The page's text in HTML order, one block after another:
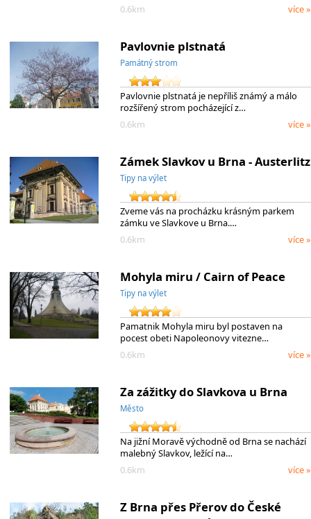
0.6km
více »
Pavlovnie plstnatá
Památný strom
Pavlovnie plstnatá je nepříliš známý a málo
rozšířený strom pocházející z…
0.6km
více »
Zámek Slavkov u Brna - Austerlitz
Tipy na výlet
Zveme vás na procházku krásným parkem
zámku ve Slavkove u Brna.…
0.6km
více »
Mohyla miru / Cairn of Peace
Tipy na výlet
Pamatnik Mohyla miru byl postaven na
pocest obeti Napoleonovy vitezne…
0.6km
více »
Za zážitky do Slavkova u Brna
Město
Na jižní Moravě východně od Brna se nachází
malebný Slavkov, ležící na…
0.6km
více »
Z Brna přes Přerov do České